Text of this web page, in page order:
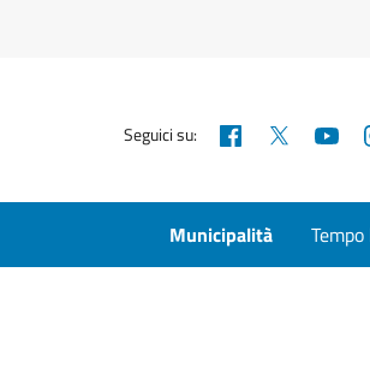
Seguici su: Facebook
Municipalità